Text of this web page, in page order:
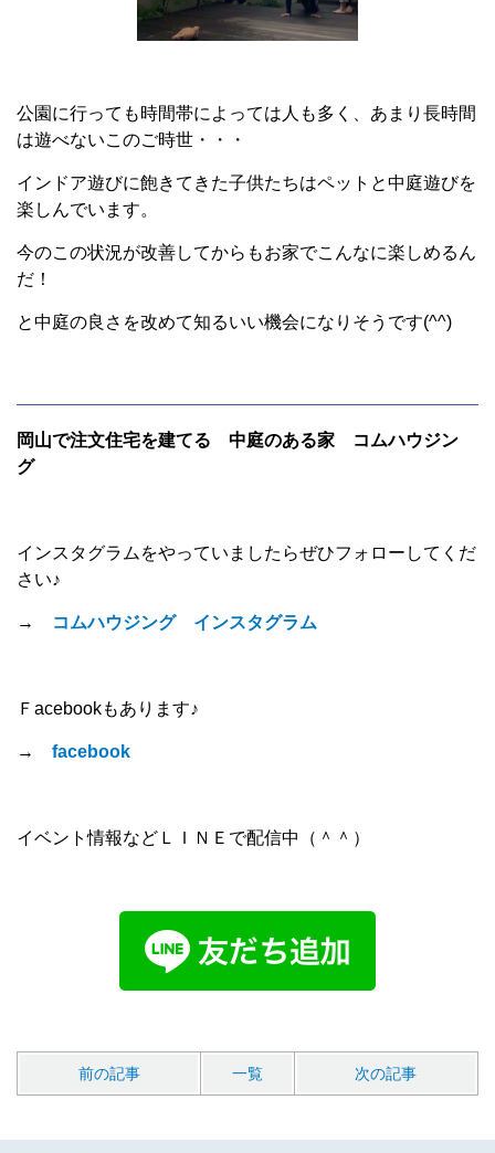
公園に行っても時間帯によっては人も多く、あまり長時間
は遊べないこのご時世・・・
インドア遊びに飽きてきた子供たちはペットと中庭遊びを
楽しんでいます。
今のこの状況が改善してからもお家でこんなに楽しめるん
だ！
と中庭の良さを改めて知るいい機会になりそうです(^^)
岡山で注文住宅を建てる 中庭のある家 コムハウジン
グ
インスタグラムをやっていましたらぜひフォローしてくだ
さい♪
→ コムハウジング インスタグラム
Ｆacebookもあります♪
→ facebook
イベント情報などＬＩＮＥで配信中（＾＾）
前の記事 一覧 次の記事